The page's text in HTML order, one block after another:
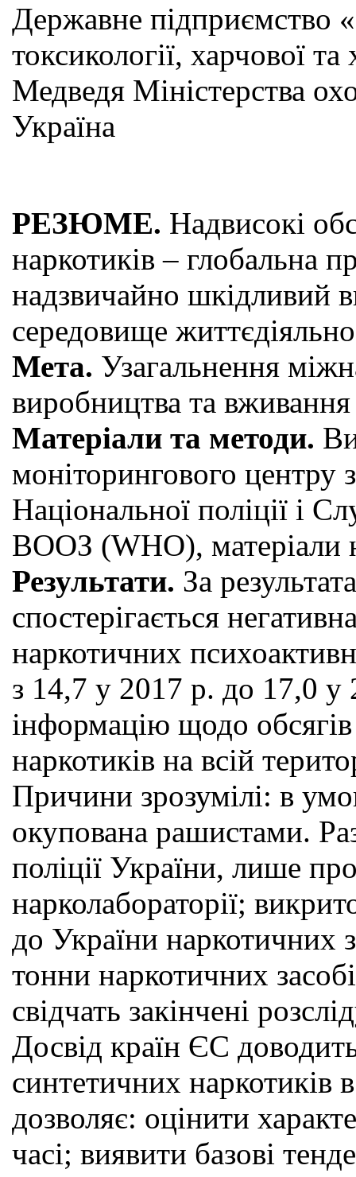
Державне підприємство
токсикології, харчової
Медведя Міністерства
Україна
РЕЗЮМЕ. Надвисокі
наркотиків ‒ глобальна
надзвичайно шкідливий
середовище
Мета. Узагальнення
виробництва та
Матеріали та методи.
моніторингового центру
Національної поліції і
ВООЗ (WHO), матеріали
Результати. За
спостерігається
наркотичних
з 14,7 у 2017 р. до 17,0
інформацію щодо
наркотиків на всій
Причини зрозумілі: в
окупована рашистами.
поліції України, лише
нарколабораторії;
до України наркотичних
тонни наркотичних
свідчать закінчені
Досвід країн ЄС
синтетичних наркотиків
дозволяє: оцінити
часі; виявити базові